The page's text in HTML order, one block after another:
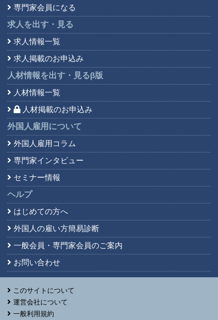
専門家会員になる
求人を出す・見る
求人情報一覧
求人掲載のお申込み
人材情報を出す・見るβ版
人材情報一覧
人材掲載のお申込み
外国人雇用について
外国人雇用コラム
専門家インタビュー
セミナー情報
ヘルプ
はじめての方へ
外国人の雇い方簡易診断
一般会員・専門家会員のご案内
お問い合わせ
このサイトについて
運営会社について
一般利用規約